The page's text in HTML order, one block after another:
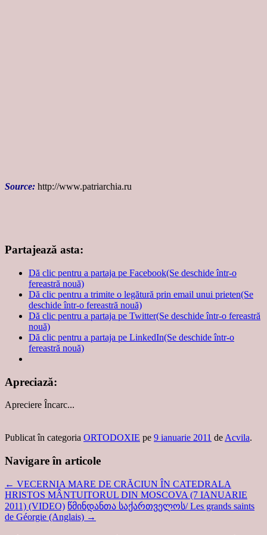
Source: http://www.patriarchia.ru
Partajează asta:
Dă clic pentru a partaja pe Facebook(Se deschide într-o
fereastră nouă)
Dă clic pentru a trimite o legătură prin email unui prieten(Se
deschide într-o fereastră nouă)
Dă clic pentru a partaja pe Twitter(Se deschide într-o fereastră
nouă)
Dă clic pentru a partaja pe LinkedIn(Se deschide într-o
fereastră nouă)
Apreciază:
Apreciere Încarc...
Publicat în categoria ORTODOXIE pe 9 ianuarie 2011 deAcvila.
Navigare în articole
← VECERNIA MARE DE CRĂCIUN ÎN CATEDRALA
HRISTOS MÂNTUITORUL DIN MOSCOVA (7 IANUARIE
2011) (VIDEO) წმინდანთა საქართველოს/ Les grands saints
de Géorgie (Anglais) →